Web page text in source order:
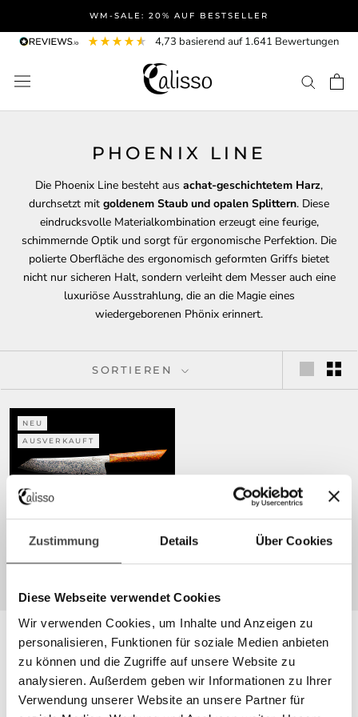
Zustimmung Details Über Cookies
Diese Webseite verwendet Cookies
Wir verwenden Cookies, um Inhalte und Anzeigen zu
personalisieren, Funktionen für soziale Medien anbieten
zu können und die Zugriffe auf unsere Website zu
analysieren. Außerdem geben wir Informationen zu Ihrer
Verwendung unserer Website an unsere Partner für
Inhalt
WM-SALE: 20% AUF BESTSELLER
4,73 basierend auf1.641 Bewertungen
PHOENIX LINE
Die Phoenix Line besteht aus achat-geschichtetem Harz,
durchsetzt mit goldenem Staub und opalen Splittern. Diese
eindrucksvolle Materialkombination erzeugt eine feurige,
schimmernde Optik und sorgt für ergonomische Perfektion. Die
polierte Oberfläche des ergonomisch geformten Griffs bietet
nicht nur sicheren Halt, sondern verleiht dem Messer auch eine
luxuriöse Ausstrahlung, die an die Magie eines
wiedergeborenen Phönix erinnert.
SORTIEREN
NEU
AUSVERKAUFT
CHEFMESSER
CALISSO
Impressum
AGB